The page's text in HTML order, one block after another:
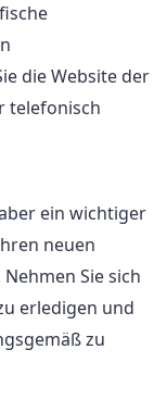
die Website der
telefonisch
ein wichtiger
neuen
Sie sich
erledigen und
zu